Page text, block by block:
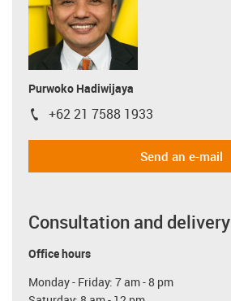
Purwoko Hadiwijaya
igus-icon-phone
+62 21 7588 1933
Send an e-mail
Consultation and delivery
Office hours
Monday - Friday: 7 am - 8 pm